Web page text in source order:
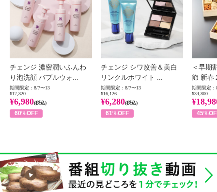
チェンジ 濃密潤いふんわ
り泡洗顔 バブルウォ...
期間限定：8/7〜13
¥17,820
¥6,980(税込)
60%OFF
チェンジ シワ改善＆美白
リンクルホワイト ...
期間限定：8/7〜13
¥16,126
¥6,280(税込)
61%OFF
＜早期
節 新春
期間限定：
¥34,800